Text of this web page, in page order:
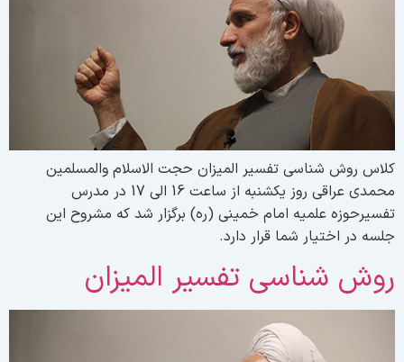
روش شناسی تفسیر المیزان حجت الاسلام والمسلمین
محمدی عراقی روز یکشنبه از ساعت 16 الی 17 در مدرس
علمیه امام خمینی (ره) برگزار شد که مشروح این
در اختیار شما قرار دارد.
شناسی تفسیر المیزان